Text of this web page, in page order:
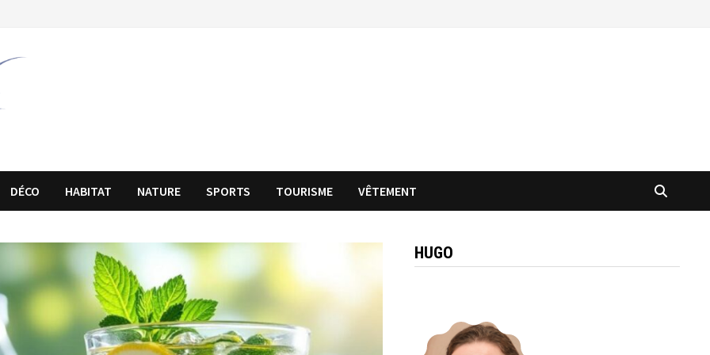
DÉCO HABITAT NATURE SPORTS TOURISME VÊTEMENT
HUGO